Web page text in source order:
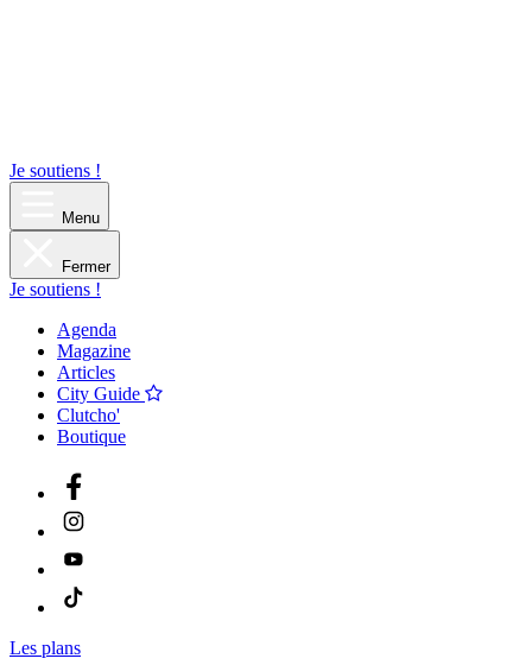
Je soutiens !
Menu
Fermer
Je soutiens !
Agenda
Magazine
Articles
City Guide
Clutcho'
Boutique
Les plans